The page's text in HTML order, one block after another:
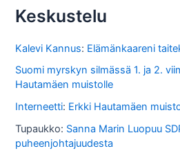
s
o
s
s
a
Keskustelu
Kalevi Kannus: Elämänkaareni
Suomi myrskyn silmässä 1. ja 2.
Hautamäen muistolle
Interneetti: Erkki Hautamäen
Tupaukko: Sanna Marin Luopuu
puheenjohtajuudesta